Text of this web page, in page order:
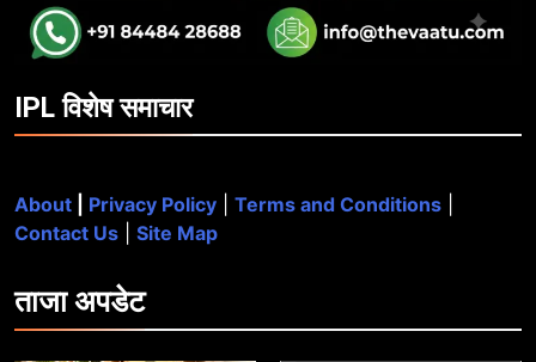
IPL विशेष समाचार
About Privacy Policy Terms and Conditions
Contact Us
Site Map
ताजाअपडेट